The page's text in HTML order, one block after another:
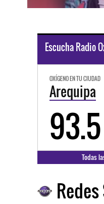
Escucha Radio
OXÍGENO EN TU CIUDAD
Arequipa
93.5
Todas